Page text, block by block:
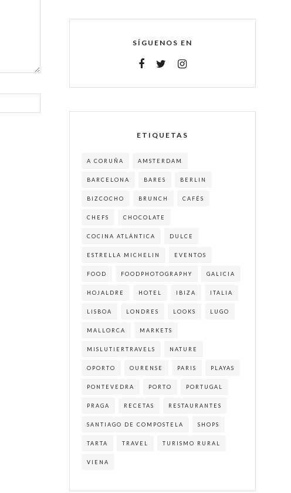
SÍGUENOS EN
ETIQUETAS
A CORUÑA AMSTERDAM
BARCELONA BARES BERLIN
BIZCOCHO BRUNCH CAFÉS
CHEFS CHOCOLATE
COCINA ATLÁNTICA DULCE
ESTRELLA MICHELIN EVENTOS
FOOD FOODPHOTOGRAPHY GALICIA
HOJALDRE HOTEL IBIZA ITALIA
LISBOA LONDRES LOOKS LUGO
MALLORCA MARKETS
MISLUTIERTRAVELS NATURE
OPORTO OURENSE PARIS PLAYAS
PONTEVEDRA PORTO PORTUGAL
PRAGA RECETAS RESTAURANTES
SANTIAGO DE COMPOSTELA SHOPS
TARTA TRAVEL TURISMO RURAL
VIENA